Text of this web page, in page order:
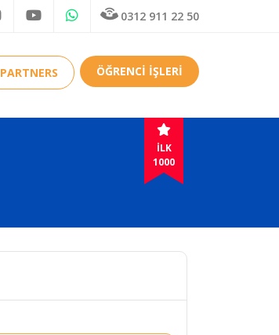
0312 911 22 50
PARTNERS ÖĞRENCİ İŞLERİ
İLK
1000